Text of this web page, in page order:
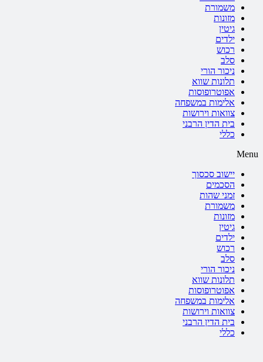
משמורת
מזונות
גיטין
ילדים
רכוש
סלב
ניכור הורי
תלונות שווא
אפוטרופוסות
אלימות במשפחה
צוואות וירושות
בית הדין הרבני
כללי
Menu
יישוב סכסוך
הסכמים
זמני שהות
משמורת
מזונות
גיטין
ילדים
רכוש
סלב
ניכור הורי
תלונות שווא
אפוטרופוסות
אלימות במשפחה
צוואות וירושות
בית הדין הרבני
כללי